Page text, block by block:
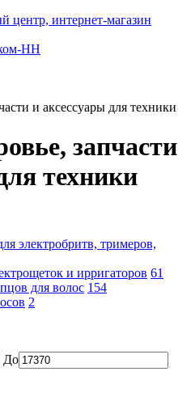
центр, интернет-магазин
НН
и аксессуары для техники
запчасти
техники
электробритв, тримеров,
и ирригаторов 61
для волос 154
2
До